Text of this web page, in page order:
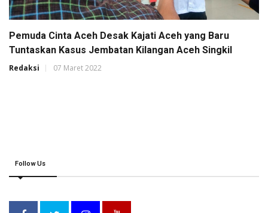
Pemuda Cinta Aceh Desak Kajati Aceh yang Baru
Tuntaskan Kasus Jembatan Kilangan Aceh Singkil
Redaksi 07 Maret 2022
Follow Us